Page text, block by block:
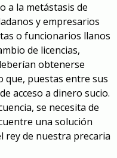
a la metástasis de
y empresarios
o funcionarios llanos
de licencias,
obtenerse
que, puestas entre sus
acceso a dinero sucio.
se necesita de
una solución
rey de nuestra precaria